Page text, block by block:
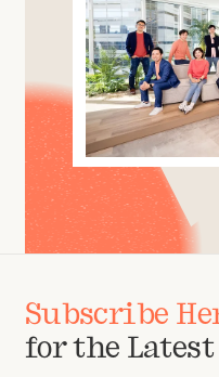
Subscribe
for the